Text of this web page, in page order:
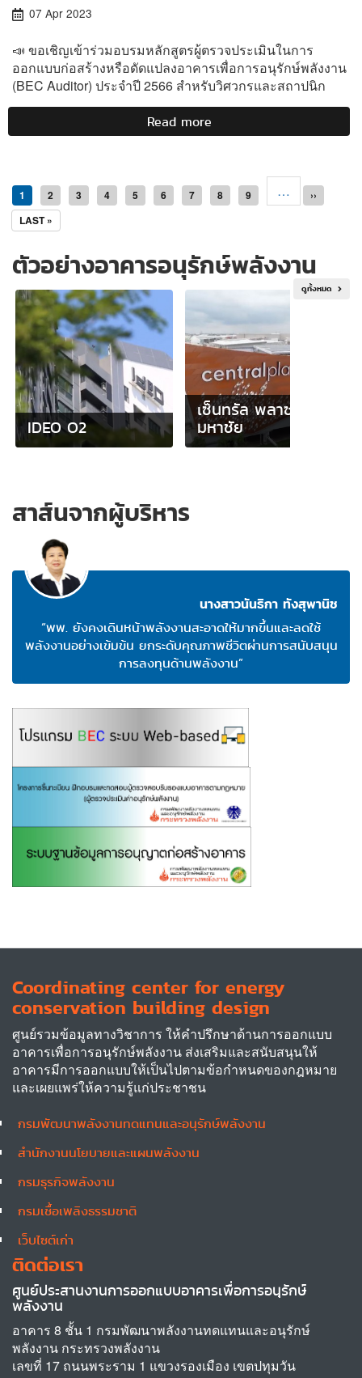
07 Apr 2023
📣 ขอเชิญเข้าร่วมอบรมหลักสูตรผู้ตรวจประเมินในการ
ออกแบบก่อสร้างหรือดัดแปลงอาคารเพื่อการอนุรักษ์พลังงาน
(BEC Auditor) ประจำปี 2566 สำหรับวิศวกรและสถาปนิก
Read more
เปิด
"หลักสูตร
ผู้
ใน
ออกแบบ
ก่อสร้าง
หรือ
ดัดแปลง
อาคาร
เพื่อ
การ
อนุรักษ์
พลังงาน"
Current
page
1 Page
2 Page
3 Page
4 Page
5 Page
6 Page
7 Page
8 Page
9 …
Next
page
››
LAST
PAGE
LAST »
ตัวอย่างอาคารอนุรักษ์พลังงาน
ดูทั้งหมด
IDEO O2
เซ็นทรัล พลาซ่า
มหาชัย
สาส์นจากผู้บริหาร
นางสาวนันธิกา ทังสุพานิช
“พพ. ยังคงเดินหน้าพลังงานสะอาดให้มากขึ้นและลดใช้
พลังงานอย่างเข้มข้น ยกระดับคุณภาพชีวิตผ่านการสนับสนุน
การลงทุนด้านพลังงาน”
Coordinating center for energy
conservation building design
ศูนย์รวมข้อมูลทางวิชาการ ให้คำปรึกษาด้านการออกแบบ
อาคารเพื่อการอนุรักษ์พลังงาน ส่งเสริมและสนับสนุนให้
อาคารมีการออกแบบให้เป็นไปตามข้อกำหนดของกฎหมาย
และเผยแพร่ให้ความรู้แก่ประชาชน
Other
กรมพัฒนาพลังงานทดแทนและอนุรักษ์พลังงาน
สำนักงานนโยบายและแผนพลังงาน
กรมธุรกิจพลังงาน
กรมเชื้อเพลิงธรรมชาติ
เว็บไซต์เก่า
ติดต่อเรา
ศูนย์ประสานงานการออกแบบอาคารเพื่อการอนุรักษ์
พลังงาน
อาคาร 8 ชั้น 1 กรมพัฒนาพลังงานทดแทนและอนุรักษ์
พลังงาน กระทรวงพลังงาน
เลขที่ 17 ถนนพระราม 1 แขวงรองเมือง เขตปทุมวัน